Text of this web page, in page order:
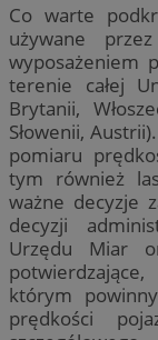
Co warte
używane
wyposażeniem
terenie całej
Brytanii,
Słowenii,
pomiaru
tym również
ważne decyzje
decyzji
Urzędu Miar
którym
prędkości